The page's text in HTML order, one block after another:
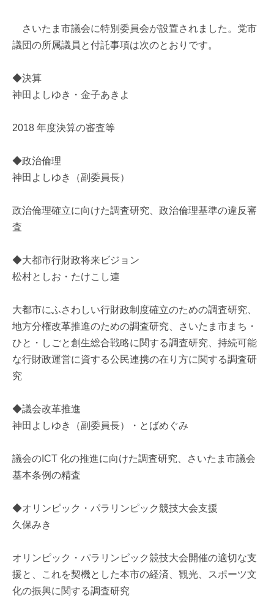
さいたま市議会に特別委員会が設置されました。党市
議団の所属議員と付託事項は次のとおりです。
◆決算
神田よしゆき・金子あきよ
2018 年度決算の審査等
◆政治倫理
神田よしゆき（副委員長）
政治倫理確立に向けた調査研究、政治倫理基準の違反審
査
◆大都市行財政将来ビジョン
松村としお・たけこし連
大都市にふさわしい行財政制度確立のための調査研究、
地方分権改革推進のための調査研究、さいたま市まち・
ひと・しごと創生総合戦略に関する調査研究、持続可能
な行財政運営に資する公民連携の在り方に関する調査研
究
◆議会改革推進
神田よしゆき（副委員長）・とばめぐみ
議会のICT 化の推進に向けた調査研究、さいたま市議会
基本条例の精査
◆オリンピック・パラリンピック競技大会支援
久保みき
オリンピック・パラリンピック競技大会開催の適切な支
援と、これを契機とした本市の経済、観光、スポーツ文
化の振興に関する調査研究